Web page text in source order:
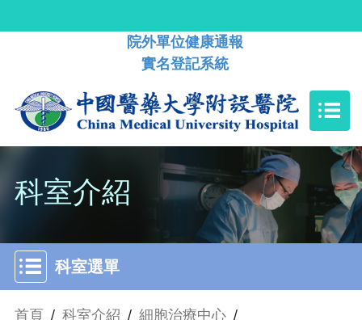
院外單位健康通報
實名登記系統
科室介紹
科室選單
首頁 / 科室介紹 / 細胞治療中心 /